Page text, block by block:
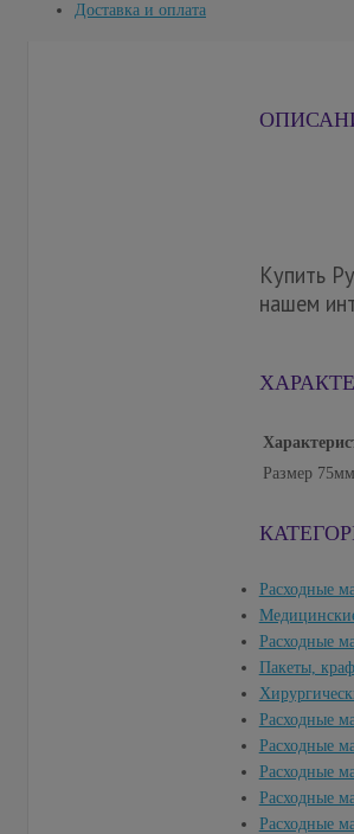
Доставка и оплата
Купить
нашем
Размер
Расходные
Расходные
Пакеты,
Расходные
Расходные
Расходные
Расходные
Расходные